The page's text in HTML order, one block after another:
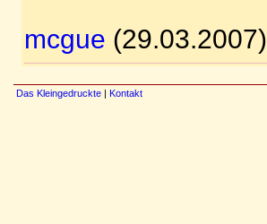
mcgue (29.03.2007)
Das Kleingedruckte | Kontakt